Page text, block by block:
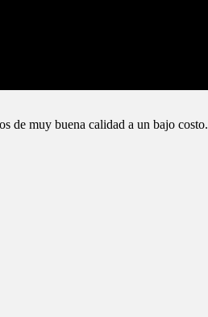
de muy buena calidad a un bajo costo.